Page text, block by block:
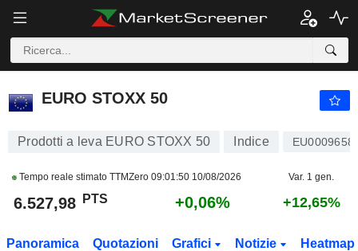
EURO STOXX 50
EURO STOXX 50
Prodotti a leva EURO STOXX 50 Indice
Tempo reale stimato TTMZero 09:01:50 10/08/2026 Var. 1 gen.
6.527,98 PTS +0,06% +12,65%
Panoramica Quotazioni Grafici Notizie Heatmap